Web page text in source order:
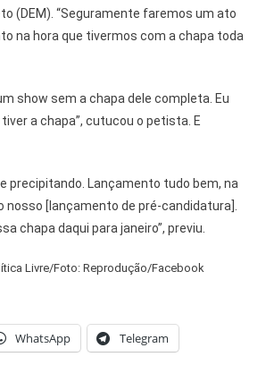
(DEM). “Seguramente faremos um ato
na hora que tivermos com a chapa toda
show sem a chapa dele completa. Eu
a chapa”, cutucou o petista. E
precipitando. Lançamento tudo bem, na
nosso [lançamento de pré-candidatura].
chapa daqui para janeiro”, previu.
Livre/Foto: Reprodução/Facebook
WhatsApp Telegram